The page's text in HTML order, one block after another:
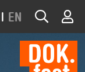
| EN